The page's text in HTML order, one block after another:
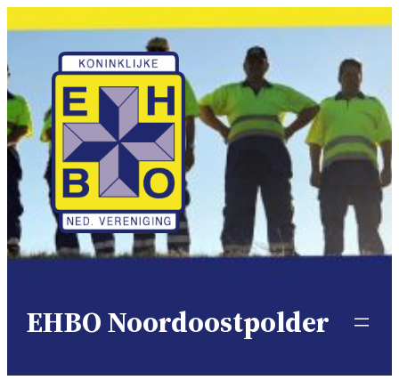
de
inhoud
EHBO Noordoostpolder